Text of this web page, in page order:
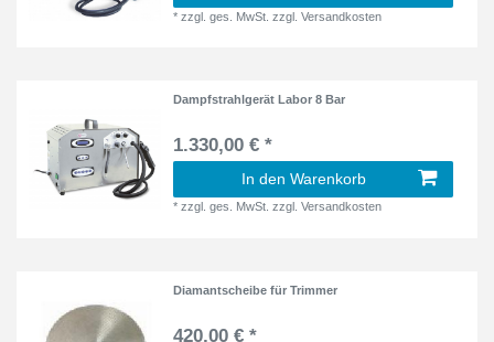
*zzgl. ges. MwSt. zzgl.Versandkosten
Dampfstrahlgerät Labor 8 Bar
1.330,00 € *
In den Warenkorb
*zzgl. ges. MwSt. zzgl.Versandkosten
Diamantscheibe für Trimmer
420,00 € *